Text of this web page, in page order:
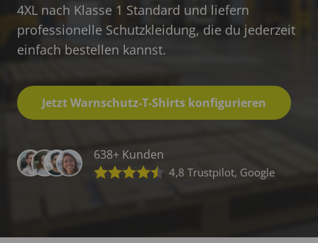
4XL nach Klasse 1 Standard und liefern
professionelle Schutzkleidung, die du jederzeit
einfach bestellen kannst.
Jetzt Warnschutz-T-Shirts konfigurieren
638+ Kunden
4,8 Trustpilot, Google